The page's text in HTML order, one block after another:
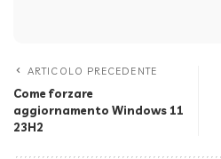
ARTICOLO PRECEDENTE
Come forzare
aggiornamento Windows 11
23H2